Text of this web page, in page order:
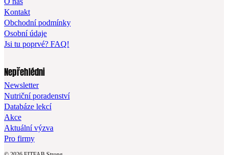
Kontakt
Obchodní podmínky
Osobní údaje
Jsi tu poprvé? FAQ!
Nepřehlédni
Newsletter
Nutriční poradenství
Databáze lekcí
Akce
Aktuální výzva
Pro firmy